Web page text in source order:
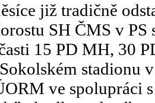
již tradičně
SH ČMS v PS
15 PD MH, 30
stadionu
ve spolupráci